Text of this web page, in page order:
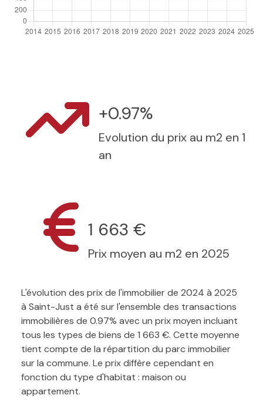
+0.97%
Evolution du prix au m2 en 1
an
1 663 €
Prix moyen au m2 en 2025
L'évolution des prix de l'immobilier de 2024 à 2025
à Saint-Just a été sur l'ensemble des transactions
immobilières de 0.97% avec un prix moyen incluant
tous les types de biens de 1 663 €. Cette moyenne
tient compte de la répartition du parc immobilier
sur la commune. Le prix diffère cependant en
fonction du type d'habitat : maison ou
appartement.